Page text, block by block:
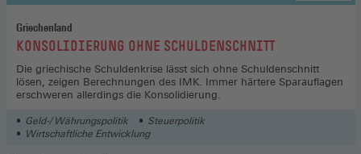
Griechenland
:KONSOLIDIERUNG OHNE SCHULDENSCHNITT
Die griechische Schuldenkrise lässt sich ohne Schuldenschnitt
lösen, zeigen Berechnungen des IMK. Immer härtere Sparauflagen
erschweren allerdings die Konsolidierung.
Geld-/ Währungspolitik
Steuerpolitik
Wirtschaftliche Entwicklung